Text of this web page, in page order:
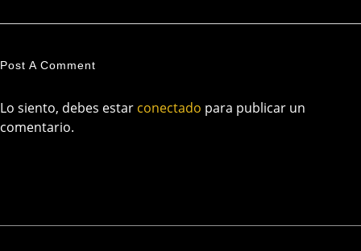
Post A Comment
Lo siento, debes estar conectado para publicar un
comentario.